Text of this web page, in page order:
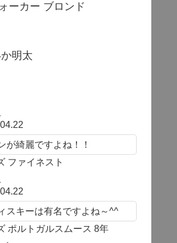
ーカー ブロンド
明太
が綺麗ですよね！！
ファイネスト
スキーは有名ですよね～^^
ポルトガルスムース 8年